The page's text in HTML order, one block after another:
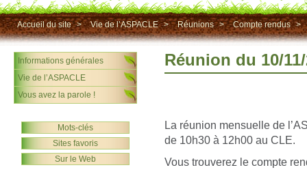
Accueil du site > Vie de l’ASPACLE > Réunions > Compte rendus >
Réunion du 10/
La réunion mensuelle de
de 10h30 à 12h00 au CLE.
Vous trouverez le compte
Informations générales
Vie de l’ASPACLE
Vous avez la parole !
Mots-clés
Sites favoris
Sur le Web